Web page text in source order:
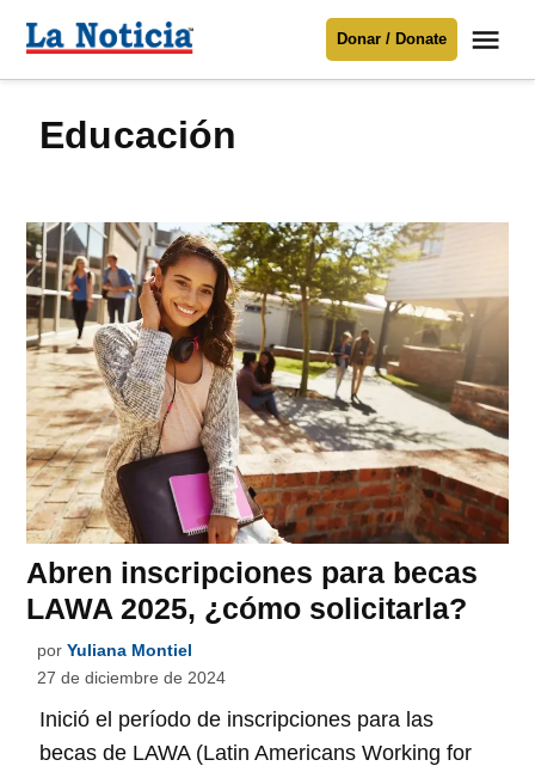
Para mantenerte informado necesitamos
contenido
Noticia
Donar / Donate
Educación
Abren inscripciones para becas
LAWA 2025, ¿cómo solicitarla?
por Yuliana Montiel
27 de diciembre de 2024
Inició el período de inscripciones para las
becas de LAWA (Latin Americans Working for